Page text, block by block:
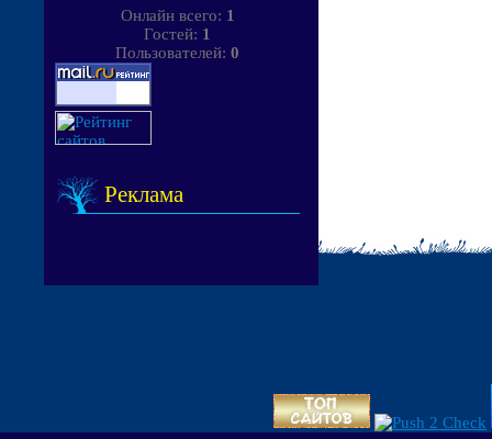
Онлайн всего: 1
Гостей: 1
Пользователей: 0
Реклама